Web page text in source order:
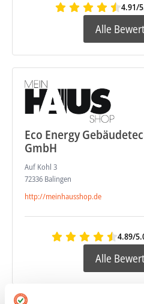
4.91/
Alle
Eco Energy
GmbH
Auf Kohl 3
72336 Balingen
http://meinhausshop.de
4.89/
Alle